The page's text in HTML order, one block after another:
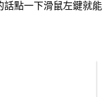
點一下滑鼠左鍵就能